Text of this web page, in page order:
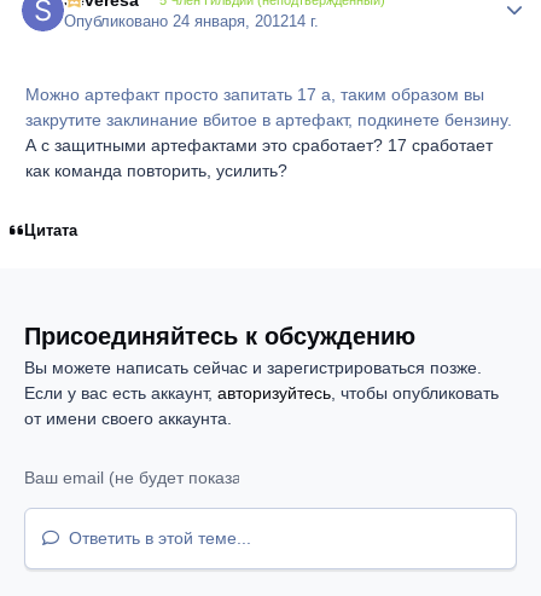
Опубликовано24 января, 201214 г.
Можно артефакт просто запитать 17 а, таким образом вы
закрутите заклинание вбитое в артефакт, подкинете бензину.
А с защитными артефактами это сработает? 17 сработает
как команда повторить, усилить?
Цитата
Присоединяйтесь к обсуждению
Вы можете написать сейчас и зарегистрироваться позже.
Если у вас есть аккаунт, авторизуйтесь, чтобы опубликовать
от имени своего аккаунта.
Ответить в этой теме...